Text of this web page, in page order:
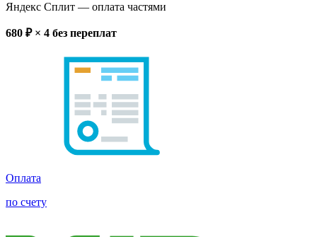
Яндекс Сплит — оплата частями
680 ₽ × 4 без переплат
Оплата
по счету